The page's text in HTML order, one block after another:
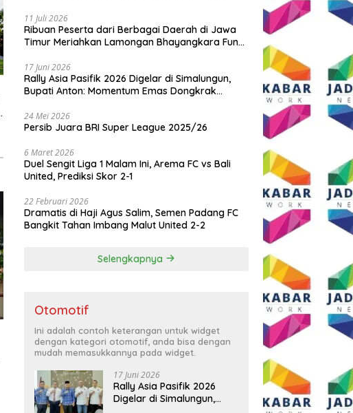
11 Juli 2026
Ribuan Peserta dari Berbagai Daerah di Jawa
Timur Meriahkan Lamongan Bhayangkara Fun
17 Juni 2026
Rally Asia Pasifik 2026 Digelar di Simalungun,
Bupati Anton: Momentum Emas Dongkrak
24 Mei 2026
Persib Juara BRI Super League 2025/26
6 Maret 2026
Duel Sengit Liga 1 Malam Ini, Arema FC vs Bali
United, Prediksi Skor 2-1
22 Februari 2026
Dramatis di Haji Agus Salim, Semen Padang FC
Bangkit Tahan Imbang Malut United 2-2
Selengkapnya
Otomotif
Ini adalah contoh keterangan untuk widget
dengan kategori otomotif, anda bisa dengan
mudah memasukkannya pada widget.
17 Juni 2026
Rally Asia Pasifik 2026
Digelar di Simalungun,